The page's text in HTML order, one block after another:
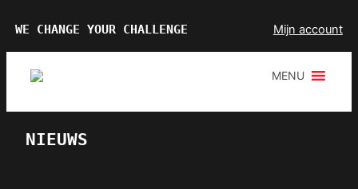
naar
inhoud
WE CHANGE YOUR CHALLENGE Mijn account
MENU
NIEUWS